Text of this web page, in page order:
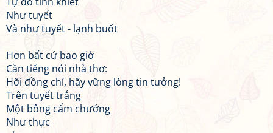
Như tuyết
Và như tuyết - lạnh buốt
Hơn bất cứ bao giờ
Cần tiếng nói nhà thơ:
Hỡi đồng chí, hãy vững lòng tin tưởng!
Trên tuyết trắng
Một bông cẩm chướng
Như thực